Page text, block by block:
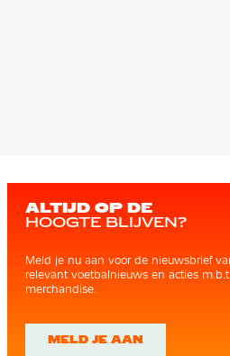
ALTIJD OP DE
HOOGTE BLIJVEN?
Meld je nu aan voor de nieuwsbrief
relevant voetbalnieuws en acties
merchandise.
MELD JE AAN